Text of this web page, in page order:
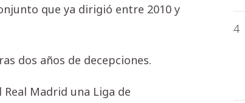
que ya dirigió entre 2010 y
dos años de decepciones.
Madrid una Liga de